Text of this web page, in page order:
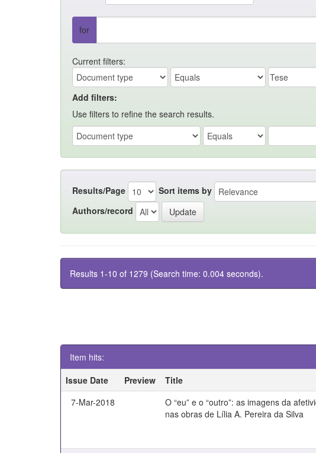
for
Current filters:
Add filters:
Use filters to refine the search results.
Results/Page Sort items by
Authors/record
Results 1-10 of 1279 (Search time: 0.004 seconds).
Item hits:
Issue Date
Preview Title
7-Mar-2018
O “eu” e o “outro”: as imagens da
nas obras de Lília A. Pereira da Silva